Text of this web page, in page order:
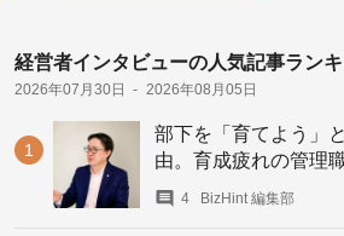
経営者インタビューの人気記事ラン
部下を「育てよう」
由。育成疲れの管理
4 BizHint 編集部
2026年07月30日 2026年08月05日